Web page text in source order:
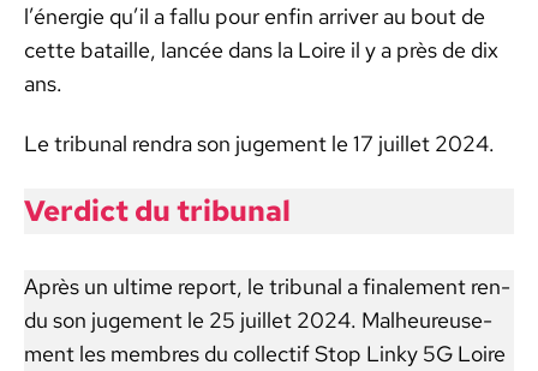
l’én­ergie qu’il a fal­lu pour enfin arriv­er au bout de
cette bataille, lancée dans la Loire il y a près de dix
ans.
Le tri­bunal ren­dra son juge­ment le 17 juil­let 2024.
Ver­dict du tri­bunal
Après un ultime report, le tri­bunal a finale­ment ren­
du son juge­ment le 25 juil­let 2024. Mal­heureuse­
ment les mem­bres du col­lec­tif Stop Linky 5G Loire